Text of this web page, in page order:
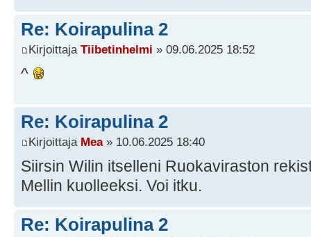
Re: Koirapulina 2
Kirjoittaja Tiibetinhelmi » 09.06.2025 18:52
^
Re: Koirapulina 2
Kirjoittaja Mea» 10.06.2025 18:40
Siirsin Wilin itselleni Ruokaviraston
Mellin kuolleeksi. Voi itku.
Re: Koirapulina 2